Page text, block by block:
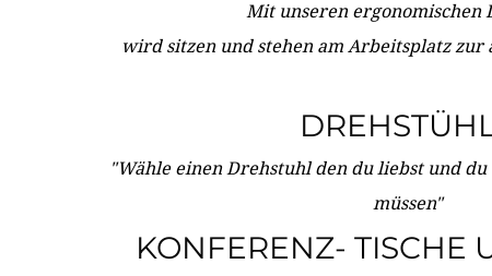
Mit unseren ergonomischen
wird sitzen und stehen am Arbeitsplatz zur
"Wähle einen Drehstuhl den du liebst und
müssen"
KONFERENZ- TISCHE